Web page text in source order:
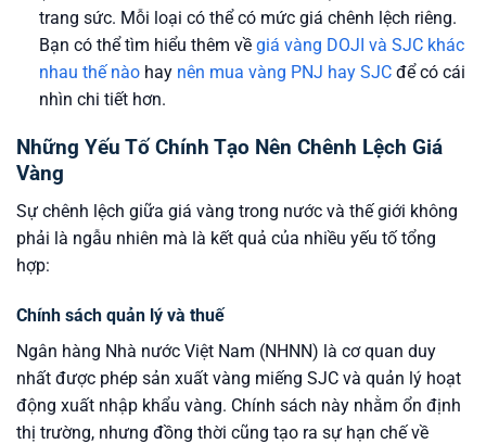
trang sức. Mỗi loại có thể có mức giá chênh lệch riêng.
Bạn có thể tìm hiểu thêm về giá vàng DOJI và SJC khác
nhau thế nàohay nên mua vàng PNJ hay SJCđể có cái
nhìn chi tiết hơn.
Những Yếu Tố Chính Tạo Nên Chênh Lệch Giá
Vàng
Sự chênh lệch giữa giá vàng trong nước và thế giới không
phải là ngẫu nhiên mà là kết quả của nhiều yếu tố tổng
hợp:
Chính sách quản lý và thuế
Ngân hàng Nhà nước Việt Nam (NHNN) là cơ quan duy
nhất được phép sản xuất vàng miếng SJC và quản lý hoạt
động xuất nhập khẩu vàng. Chính sách này nhằm ổn định
thị trường, nhưng đồng thời cũng tạo ra sự hạn chế về